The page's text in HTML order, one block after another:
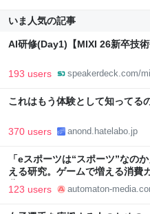
いま人気の記事
AI研修(Day1)【MIXI 26新卒技術
193 users speakerdeck.com/
これはもう体験として知ってる
370 users anond.hatelabo.jp
「eスポーツは“スポーツ”なの
える研究。ゲームで増える消費
分 - AUTOMATON
123 users automaton-